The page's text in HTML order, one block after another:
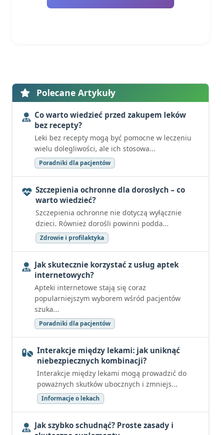
Polecane Artykuły
Co warto wiedzieć przed zakupem leków
bez recepty?
Leki bez recepty mogą być pomocne w leczeniu
wielu dolegliwości, ale ich stosowa...
Poradniki dla pacjentów
Szczepienia ochronne dla dorosłych – co
warto wiedzieć?
Szczepienia ochronne nie dotyczą wyłącznie
dzieci. Również dorośli powinni podda...
Zdrowie i profilaktyka
Jak skutecznie korzystać z usług aptek
internetowych?
Apteki internetowe stają się coraz
popularniejszym wyborem wśród pacjentów
szuka...
Poradniki dla pacjentów
Interakcje między lekami: jak uniknąć
niebezpiecznych kombinacji?
Interakcje między lekami mogą prowadzić do
poważnych skutków ubocznych i zmniejs...
Informacje o lekach
Jak szybko schudnąć? Proste zasady i